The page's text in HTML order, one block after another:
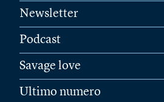
Newsletter
Podcast
Savage love
Ultimo numero